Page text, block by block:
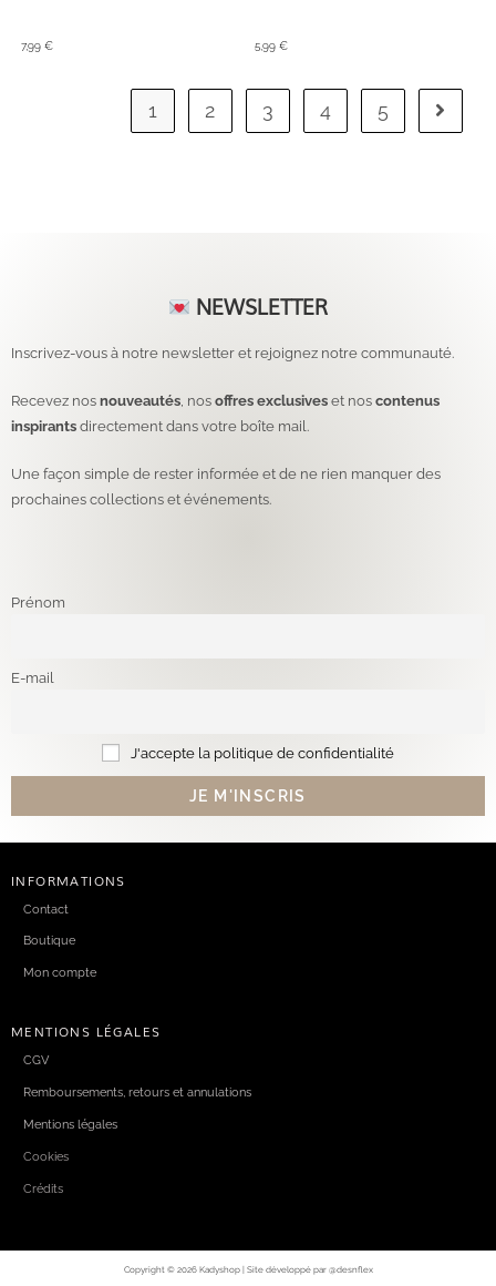
7,99 € 5,99€
1 2 3 4 5
NEWSLETTER
Inscrivez-vous à notre newsletter et rejoignez notre communauté.
Recevez nos nouveautés , nos offres exclusives et nos contenus
inspirants directement dans votre boîte mail.
Une façon simple de rester informée et de ne rien manquer des
prochaines collections et événements.
Prénom
E-mail
J'accepte la politique de confidentialité
INFORMATIONS
Contact
Boutique
Mon compte
MENTIONS LÉGALES
CGV
Remboursements, retours et annulations
Mentions légales
Cookies
Crédits
Copyright © 2026 Kadyshop | Site développé par @desnflex